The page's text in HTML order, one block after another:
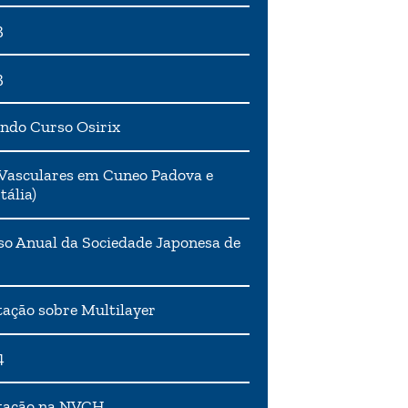
Curso Osirix
em Cuneo Padova e
Anual da Sociedade Japonesa de
sobre Multilayer